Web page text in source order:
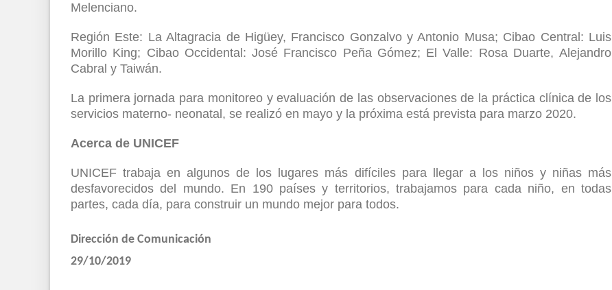
Melenciano.
Región Este: La Altagracia de Higüey, Francisco Gonzalvo y Antonio Musa; Cibao Central: Luis
Morillo King; Cibao Occidental: José Francisco Peña Gómez; El Valle: Rosa Duarte, Alejandro
Cabral y Taiwán.
La primera jornada para monitoreo y evaluación de las observaciones de la práctica clínica de los
servicios materno- neonatal, se realizó en mayo y la próxima está prevista para marzo 2020.
Acerca de UNICEF
UNICEF trabaja en algunos de los lugares más difíciles para llegar a los niños y niñas más
desfavorecidos del mundo. En 190 países y territorios, trabajamos para cada niño, en todas
partes, cada día, para construir un mundo mejor para todos.
Dirección de Comunicación
29/10/2019